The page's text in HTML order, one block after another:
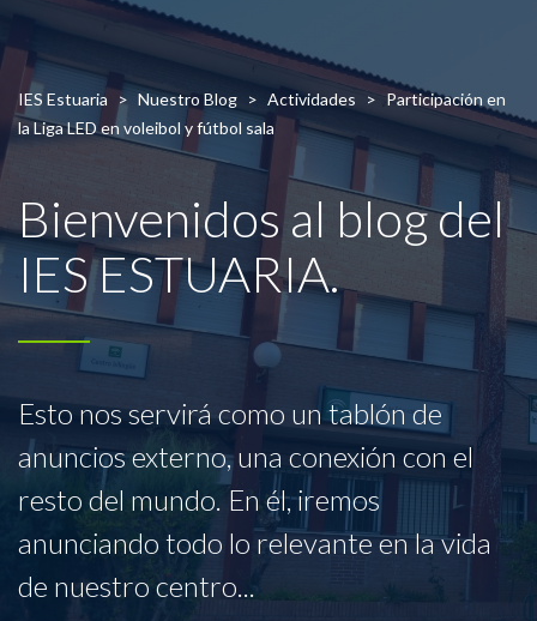
IES Estuaria > Nuestro Blog > Actividades > Participación en
la Liga LED en voleibol y fútbol sala
Bienvenidos al blog del
IES ESTUARIA.
Esto nos servirá como un tablón de
anuncios externo, una conexión con el
resto del mundo. En él, iremos
anunciando todo lo relevante en la vida
de nuestro centro...